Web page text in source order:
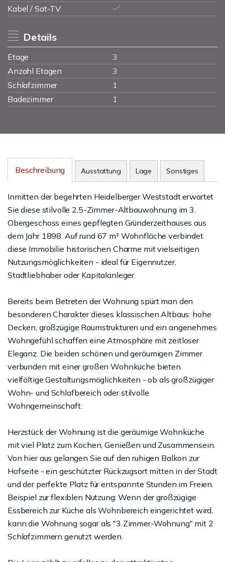
Kabel / Sat-TV
Details
Etage
3
Anzahl Etagen
3
Schlafzimmer
1
Badezimmer
1
Beschreibung Ausstattung Lage Sonstiges
Inmitten der begehrten Heidelberger Weststadt erwartet
Sie diese stilvolle 2,5-Zimmer-Altbauwohnung im 3.
Obergeschoss eines gepflegten Gründerzeithauses aus
dem Jahr 1898. Auf rund 67 m² Wohnfläche verbindet
diese Immobilie historischen Charme mit vielseitigen
Nutzungsmöglichkeiten - ideal für Eigennutzer,
Stadtliebhaber oder Kapitalanleger.
Bereits beim Betreten der Wohnung spürt man den
besonderen Charakter dieses klassischen Altbaus: hohe
Decken, großzügige Raumstrukturen und ein angenehmes
Wohngefühl schaffen eine Atmosphäre mit zeitloser
Eleganz. Die beiden schönen und geräumigen Zimmer
verbunden mit einer großen Wohnküche bieten
vielfältige Gestaltungsmöglichkeiten - ob als großzügiger
Wohn- und Schlafbereich oder stilvolle
Wohngemeinschaft.
Herzstück der Wohnung ist die geräumige Wohnküche
mit viel Platz zum Kochen, Genießen und Zusammensein.
Von hier aus gelangen Sie auf den ruhigen Balkon zur
Hofseite - ein geschützter Rückzugsort mitten in der Stadt
und der perfekte Platz für entspannte Stunden im Freien.
Beispiel zur flexiblen Nutzung: Wenn der großzügige
Essbereich zur Küche als Wohnbereich eingerichtet wird,
kann die Wohnung sogar als "3 Zimmer-Wohnung" mit 2
Schlafzimmern genutzt werden.